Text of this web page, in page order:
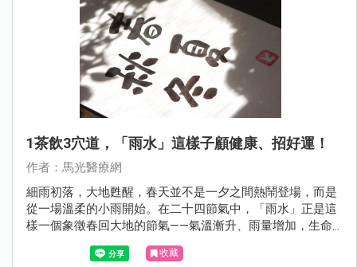
1茶飲3穴道，「雨水」這樣子顧健康、招好運！
作者：馬光醫療網
細雨初落，大地甦醒，春天並不是一夕之間熱鬧登場，而是
從一場溫柔的小雨開始。在二十四節氣中，「雨水」正是這
樣一個象徵春回大地的節氣——氣溫漸升、雨量增加，生命
開始流動，但濕寒仍未散去。此時若能順應天時調養身體、
安定情緒，不僅有助於健康，更能為一整年的元氣打下基
收藏